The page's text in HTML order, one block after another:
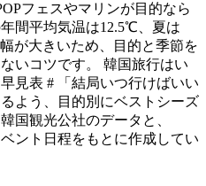
フェスやマリンが目的なら
間平均気温は12.5℃、夏は
が大きいため、目的と季節を
いコツです。 韓国旅行はい
見表 # 「結局いつ行けばいい
よう、目的別にベストシーズ
国観光公社のデータと、
ント日程をもとに作成してい